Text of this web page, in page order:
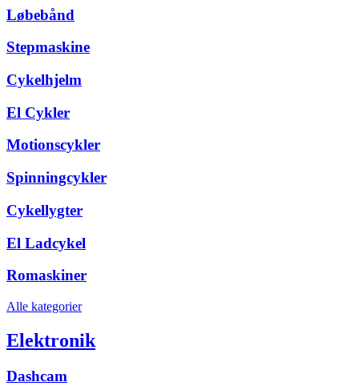
Løbebånd
Stepmaskine
Cykelhjelm
El Cykler
Motionscykler
Spinningcykler
Cykellygter
El Ladcykel
Romaskiner
Alle kategorier
Elektronik
Dashcam